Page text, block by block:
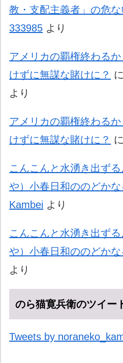
教・支配主義者」の危な
333985 より
アメリカの覇権終わるか
けずに無謀な賭けに？ に
より
アメリカの覇権終わるか
けずに無謀な賭けに？ に
こんこんと水湧き出ず
や）小春日和ののどか
Kambei より
こんこんと水湧き出ず
や）小春日和ののどか
より
のら猫寛兵衛のツイー
Tweets by